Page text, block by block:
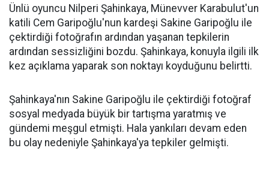
Ünlü oyuncu Nilperi Şahinkaya, Münevver Karabulut'un
katili Cem Garipoğlu'nun kardeşi Sakine Garipoğlu ile
çektirdiği fotoğrafın ardından yaşanan tepkilerin
ardından sessizliğini bozdu. Şahinkaya, konuyla ilgili ilk
kez açıklama yaparak son noktayı koyduğunu belirtti.
Şahinkaya'nın Sakine Garipoğlu ile çektirdiği fotoğraf
sosyal medyada büyük bir tartışma yaratmış ve
gündemi meşgul etmişti. Hala yankıları devam eden
bu olay nedeniyle Şahinkaya'ya tepkiler gelmişti.